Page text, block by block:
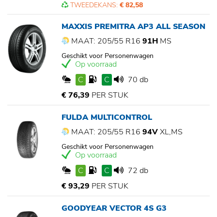
TWEEDEKANS: € 82,58
MAXXIS PREMITRA AP3 ALL SEASON
MAAT: 205/55 R16 91H MS
Geschikt voor Personenwagen
Op voorraad
C
C
70 db
€ 76,39 PER STUK
FULDA MULTICONTROL
MAAT: 205/55 R16 94VXL,MS
Geschikt voor Personenwagen
Op voorraad
C
C
72 db
€ 93,29 PER STUK
GOODYEAR VECTOR 4S G3